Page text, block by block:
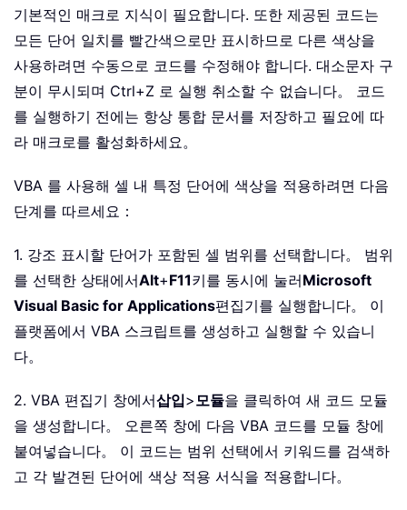
기본적인 매크로 지식이 필요합니다. 또한 제공된 코드는
모든 단어 일치를 빨간색으로만 표시하므로 다른 색상을
사용하려면 수동으로 코드를 수정해야 합니다. 대소문자 구
분이 무시되며 Ctrl+Z 로 실행 취소할 수 없습니다。 코드
를 실행하기 전에는 항상 통합 문서를 저장하고 필요에 따
라 매크로를 활성화하세요。
VBA 를 사용해 셀 내 특정 단어에 색상을 적용하려면 다음
단계를 따르세요：
1. 강조 표시할 단어가 포함된 셀 범위를 선택합니다。 범위
를 선택한 상태에서Alt+F11키를 동시에 눌러Microsoft
Visual Basic for Applications편집기를 실행합니다。 이
플랫폼에서 VBA 스크립트를 생성하고 실행할 수 있습니
다。
2. VBA 편집기 창에서삽입>모듈을 클릭하여 새 코드 모듈
을 생성합니다。 오른쪽 창에 다음 VBA 코드를 모듈 창에
붙여넣습니다。 이 코드는 범위 선택에서 키워드를 검색하
고 각 발견된 단어에 색상 적용 서식을 적용합니다。